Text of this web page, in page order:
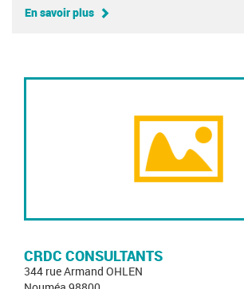
En savoir plus
CRDC CONSULTANTS
344 rue Armand OHLEN